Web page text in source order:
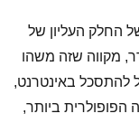
החלק העליון של
מקווה שזה משהו
להתסכל באינטרנט,
ביותר,